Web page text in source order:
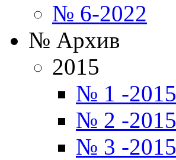
№ 6-2022
№ Архив
2015
№ 1 -2015
№ 2 -2015
№ 3 -2015